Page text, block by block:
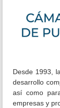
Desde 1993,
desarrollo
así como
empresas y